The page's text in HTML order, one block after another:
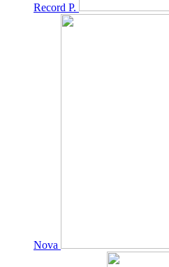
Record P.
Nova